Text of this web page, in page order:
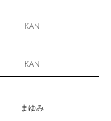
KAN
KAN
まゆみ